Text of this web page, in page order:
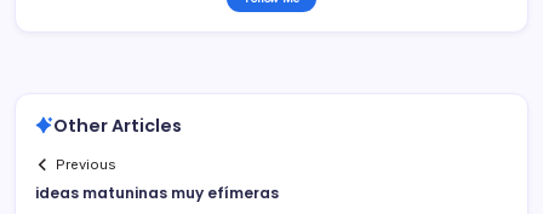
Other Articles
Previous
ideas matuninas muy efí­meras